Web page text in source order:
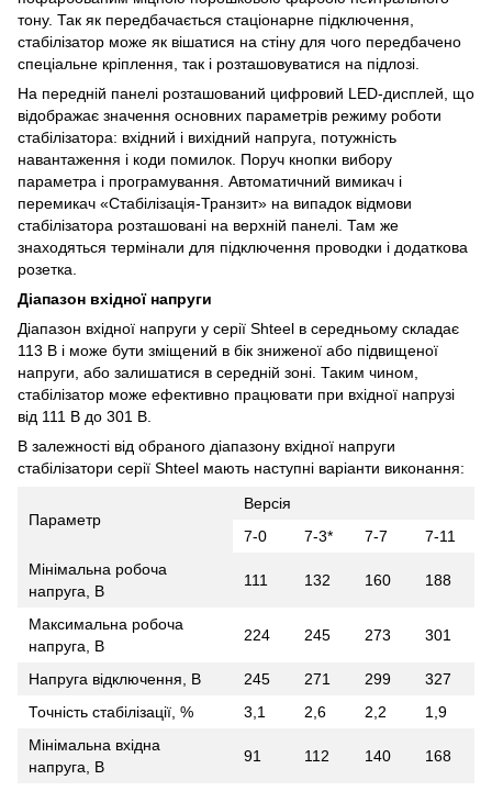
тону. Так як передбачається стаціонарне підключення,
стабілізатор може як вішатися на стіну для чого передбачено
спеціальне кріплення, так і розташовуватися на підлозі.
На передній панелі розташований цифровий LED-дисплей, що
відображає значення основних параметрів режиму роботи
стабілізатора: вхідний і вихідний напруга, потужність
навантаження і коди помилок. Поруч кнопки вибору
параметра і програмування. Автоматичний вимикач і
перемикач «Стабілізація-Транзит» на випадок відмови
стабілізатора розташовані на верхній панелі. Там же
знаходяться термінали для підключення проводки і додаткова
розетка.
Діапазон вхідної напруги
Діапазон вхідної напруги у серії Shteel в середньому складає
113 В і може бути зміщений в бік зниженої або підвищеної
напруги, або залишатися в середній зоні. Таким чином,
стабілізатор може ефективно працювати при вхідної напрузі
від 111 В до 301 В.
В залежності від обраного діапазону вхідної напруги
стабілізатори серії Shteel мають наступні варіанти виконання:
Параметр
Версія
7-0
7-3* 7-7
7-11
Мінімальна робоча
напруга, В
111 132 160 188
Максимальна робоча
напруга, В
224 245 273 301
Напруга відключення, В 245 271 299
327
Точність стабілізації, %
3,1 2,6 2,2
1,9
Мінімальна вхідна
напруга, В
91 112 140 168